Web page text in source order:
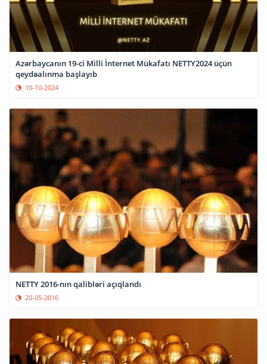
Azərbaycanın 19-ci Milli İnternet Mükafatı NETTY2024 üçün
qeydəalınma başlayıb
10-10-2024
NETTY 2016-nın qalibləri açıqlandı
20-05-2016